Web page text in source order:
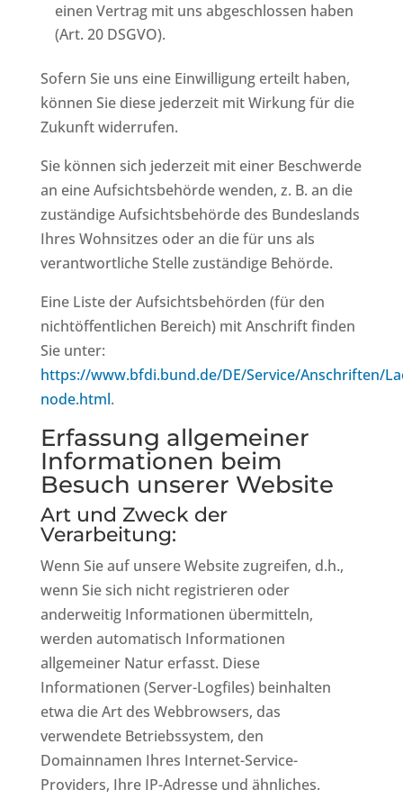
einen Vertrag mit uns abgeschlossen haben
(Art. 20 DSGVO).
Sofern Sie uns eine Einwilligung erteilt haben,
können Sie diese jederzeit mit Wirkung für die
Zukunft widerrufen.
Sie können sich jederzeit mit einer Beschwerde
an eine Aufsichtsbehörde wenden, z. B. an die
zuständige Aufsichtsbehörde des Bundeslands
Ihres Wohnsitzes oder an die für uns als
verantwortliche Stelle zuständige Behörde.
Eine Liste der Aufsichtsbehörden (für den
nichtöffentlichen Bereich) mit Anschrift finden
Sie unter:
https://www.bfdi.bund.de/DE/Service/Anschriften/
node.html.
Erfassung allgemeiner
Informationen beim
Besuch unserer Website
Art und Zweck der
Verarbeitung:
Wenn Sie auf unsere Website zugreifen, d.h.,
wenn Sie sich nicht registrieren oder
anderweitig Informationen übermitteln,
werden automatisch Informationen
allgemeiner Natur erfasst. Diese
Informationen (Server-Logfiles) beinhalten
etwa die Art des Webbrowsers, das
verwendete Betriebssystem, den
Domainnamen Ihres Internet-Service-
Providers, Ihre IP-Adresse und ähnliches.